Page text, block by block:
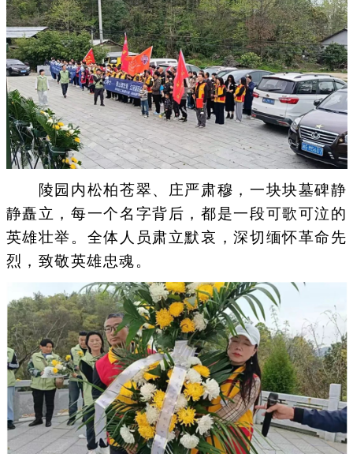
陵园内松柏苍翠、庄严肃穆，一块块墓碑静
静矗立，每一个名字背后，都是一段可歌可泣的
英雄壮举。全体人员肃立默哀，深切缅怀革命先
烈，致敬英雄忠魂。